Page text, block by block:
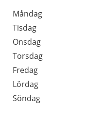
Dag
Öppettider
Kommentarer
Måndag
Tisdag
Onsdag
Torsdag
Fredag
Lördag
Söndag